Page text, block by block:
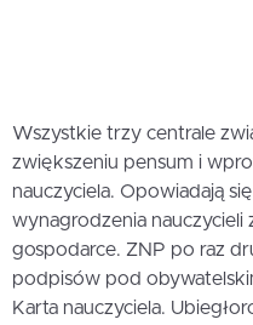
Wszystkie trzy centrale
zwiększeniu pensum i
nauczyciela. Opowiadają
wynagrodzenia
gospodarce. ZNP po raz
podpisów pod
Karta nauczyciela.